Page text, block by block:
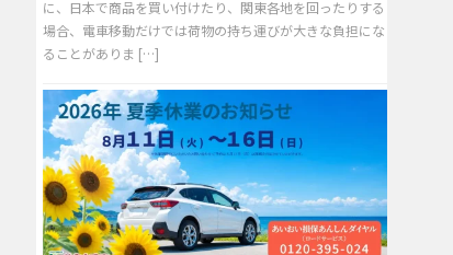
に、日本で商品を買い付けたり、関東各地を回ったりする
場合、電車移動だけでは荷物の持ち運びが大きな負担にな
ることがありま […]